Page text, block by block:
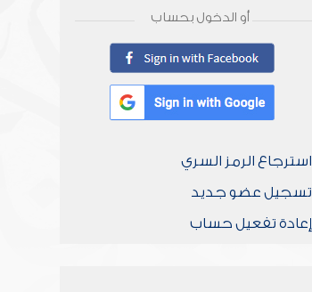
أو الدخول بحساب
استرجاع الرمز السري
تسجيل عضو جديد
إعادة تفعيل حساب